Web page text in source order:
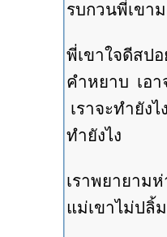
รบกวนพี่เขา
พี่เขาใจดีสป
คำหยาบ เอา
เราจะทำยัง
ทำยังไง
เราพยายาม
แม่เขาไม่ปลิ้